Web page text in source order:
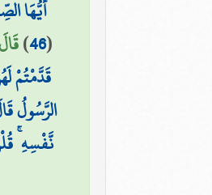
أَيُّهَا
(
46
)
قَدَّمْتُمْ
الرَّسُولُ
نَّفْسِهِ